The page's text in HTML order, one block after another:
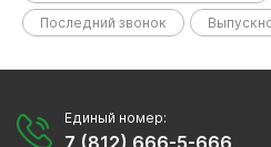
Последний звонок
Единый номер: